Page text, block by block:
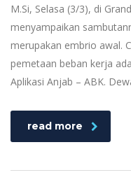
M.Si, Selasa (3/3), di
menyampaikan
merupakan embrio awal.
pemetaan beban kerja
Aplikasi Anjab – ABK.
read more